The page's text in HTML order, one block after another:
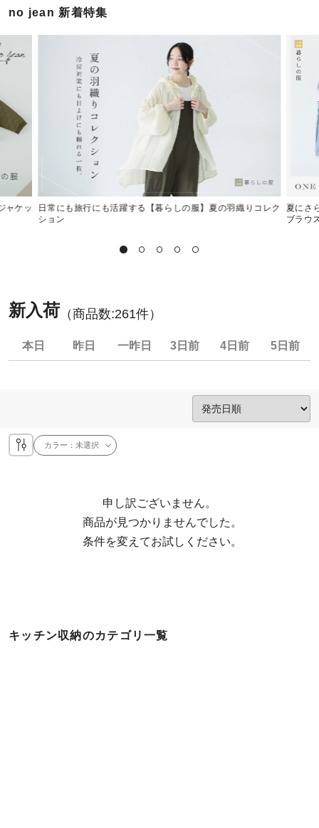
no jean 新着特集
ャケッ
日常にも旅行にも活躍する【暮らしの服】夏の羽織りコレク
ション
夏にさ
ブラウ
新入荷 （商品数:261件）
本日 昨日 一昨日 3日前 4日前 5日前
カラー：未選択
申し訳ございません。
  条件を変えてお試しください。
キッチン収納のカテゴリ一覧